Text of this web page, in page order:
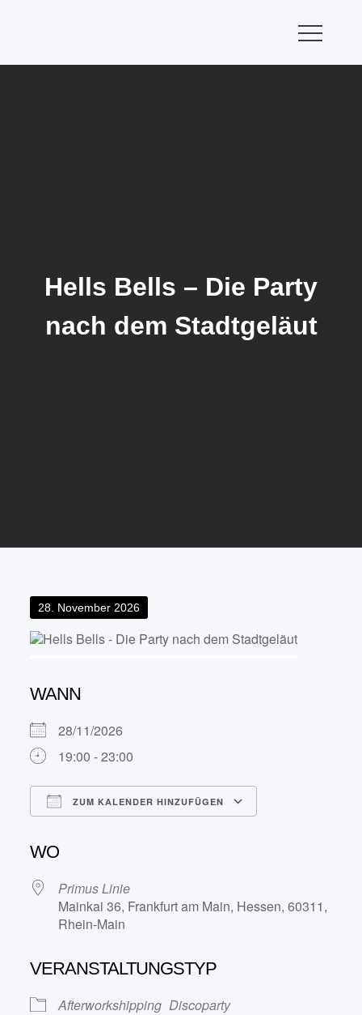
Hells Bells – Die Party
nach dem Stadtgeläut
Posted
on
28. November 2026
WANN
28/11/2026
19:00 - 23:00
ZUM KALENDER HINZUFÜGEN
WO
Primus Linie
Mainkai 36, Frankfurt am Main, Hessen, 60311,
Rhein-Main
VERANSTALTUNGSTYP
Afterworkshipping Discoparty